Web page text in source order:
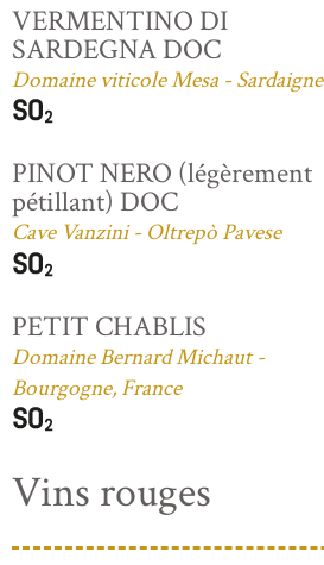
VERMENTINO DI
SARDEGNA DOC
Domaine viticole Mesa - Sardaigne
PINOT NERO (légèrement
pétillant) DOC
Cave Vanzini - Oltrepò Pavese
PETIT CHABLIS
Domaine Bernard Michaut -
Bourgogne, France
Vins rouges